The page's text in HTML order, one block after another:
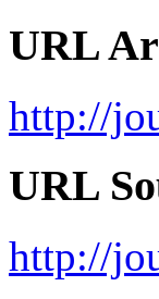
URL
http://
URL
http://